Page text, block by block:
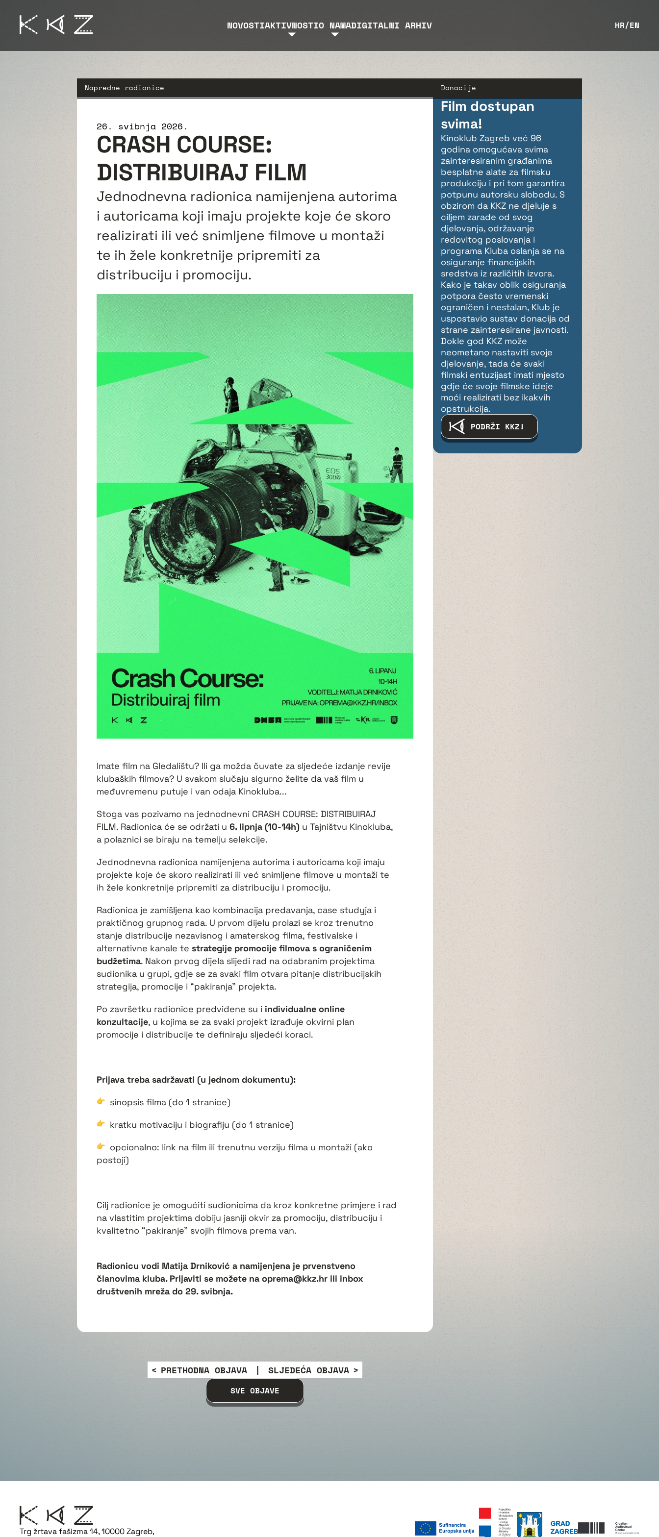
NOVOSTIAKTIVNOSTIO NAMADIGITALNI ARHIV HR/EN
Napredne radionice
26. svibnja 2026.
CRASH COURSE:
DISTRIBUIRAJ FILM
Jednodnevna radionica namijenjena autorima
i autoricama koji imaju projekte koje će skoro
realizirati ili već snimljene filmove u montaži
te ih žele konkretnije pripremiti za
distribuciju i promociju.
Imate film na Gledalištu? Ili ga možda čuvate za sljedeće izdanje revije
klubaških filmova? U svakom slučaju sigurno želite da vaš film u
međuvremenu putuje i van odaja Kinokluba...
Stoga vas pozivamo na jednodnevni CRASH COURSE: DISTRIBUIRAJ
FILM. Radionica će se održati u 6. lipnja (10-14h) u Tajništvu Kinokluba,
a polaznici se biraju na temelju selekcije.
Jednodnevna radionica namijenjena autorima i autoricama koji imaju
projekte koje će skoro realizirati ili već snimljene filmove u montaži te
ih žele konkretnije pripremiti za distribuciju i promociju.
Radionica je zamišljena kao kombinacija predavanja, case studyja i
praktičnog grupnog rada. U prvom dijelu prolazi se kroz trenutno
stanje distribucije nezavisnog i amaterskog filma, festivalske i
alternativne kanale te strategije promocije filmova s ograničenim
budžetima. Nakon prvog dijela slijedi rad na odabranim projektima
sudionika u grupi, gdje se za svaki film otvara pitanje distribucijskih
strategija, promocije i “pakiranja” projekta.
Po završetku radionice predviđene su i individualne online
konzultacije, u kojima se za svaki projekt izrađuje okvirni plan
promocije i distribucije te definiraju sljedeći koraci.
Prijava treba sadržavati (u jednom dokumentu):
sinopsis filma (do 1 stranice)
kratku motivaciju i biografiju (do 1 stranice)
opcionalno: link na film ili trenutnu verziju filma u montaži (ako
postoji)
Cilj radionice je omogućiti sudionicima da kroz konkretne primjere i rad
na vlastitim projektima dobiju jasniji okvir za promociju, distribuciju i
kvalitetno “pakiranje” svojih filmova prema van.
Radionicu vodi Matija Drniković a namijenjena je prvenstveno
članovima kluba. Prijaviti se možete na oprema@kkz.hr ili inbox
društvenih mreža do 29. svibnja.
PRETHODNA OBJAVA | SLJEDEĆA OBJAVA
SVE OBJAVE
Donacije
Film dostupan
svima!
Kinoklub Zagreb već 96
godina omogućava svima
zainteresiranim građanima
besplatne alate za filmsku
produkciju i pri tom garantira
potpunu autorsku slobodu. S
obzirom da KKZ ne djeluje s
ciljem zarade od svog
djelovanja, održavanje
redovitog poslovanja i
programa Kluba oslanja se na
osiguranje financijskih
sredstva iz različitih izvora.
Kako je takav oblik osiguranja
potpora često vremenski
ograničen i nestalan, Klub je
uspostavio sustav donacija od
strane zainteresirane javnosti.
Dokle god KKZ može
neometano nastaviti svoje
djelovanje, tada će svaki
filmski entuzijast imati mjesto
gdje će svoje filmske ideje
moći realizirati bez ikakvih
opstrukcija.
PODRŽI KKZ!
Trg žrtava fašizma 14, 10000 Zagreb,